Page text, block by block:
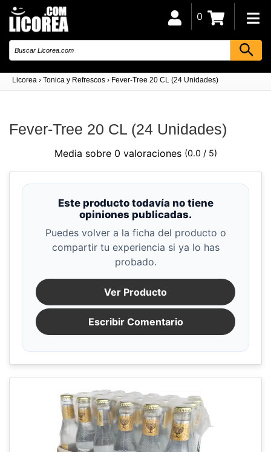
Licorea › Tonica y Refrescos › Fever-Tree 20 CL (24 Unidades)
0
Fever-Tree 20 CL (24 Unidades)
Media sobre 0 valoraciones (0.0 / 5)
Este producto todavía no tiene
opiniones publicadas.
Puedes volver a la ficha del producto o
compartir tu experiencia si ya lo has
probado.
Ver Producto
Escribir Comentario